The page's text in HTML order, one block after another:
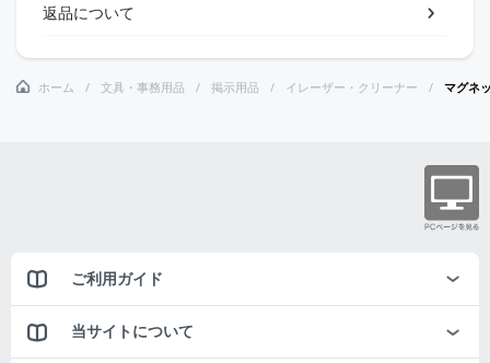
返品について
ホーム 文具・事務用品 掲示用品 イレーザー・クリーナー マグネ
ご利用ガイド
当サイトについて